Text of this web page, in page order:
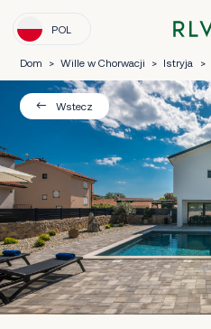
POL
Dom > Wille w Chorwacji > Istryja >
Wstecz